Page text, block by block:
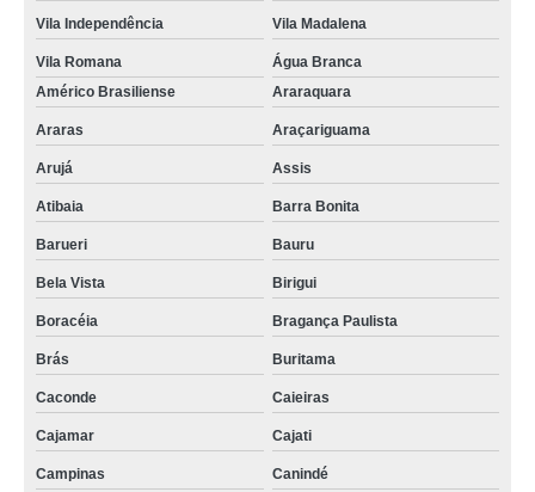
Vila Independência Vila Madalena
Vila Romana
Água Branca
Américo Brasiliense
Araraquara
Araras Araçariguama
Arujá Assis
Atibaia Barra Bonita
Barueri Bauru
Bela Vista Birigui
Boracéia Bragança Paulista
Brás Buritama
Caconde Caieiras
Cajamar Cajati
Campinas Canindé